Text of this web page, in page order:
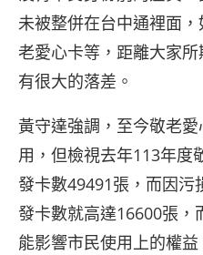
未被整併在台中通裡面
老愛心卡等，距離大家
有很大的落差。
黃守達強調，至今敬老
用，但檢視去年113年度
發卡數49491張，而因污
發卡數就高達16600張，
能影響市民使用上的權